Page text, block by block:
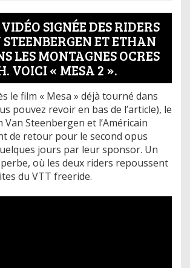
SIGNÉE DES RIDERS
ET ETHAN
LES MONTAGNES OCRES
VOICI « MESA 2 ».
le film « Mesa » déjà tourné dans
pouvez revoir en bas de l’article), le
Van Steenbergen et l’Américain
de retour pour le second opus
jours par leur sponsor. Un
où les deux riders repoussent
du VTT freeride.